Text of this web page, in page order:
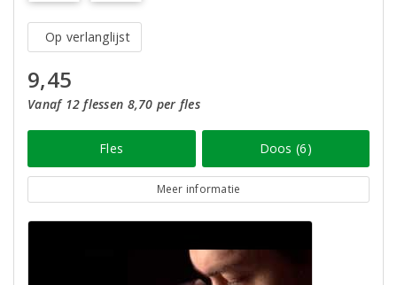
Op verlanglijst
9,45
Vanaf 12 flessen 8,70 per fles
Fles Doos (6)
Meer informatie